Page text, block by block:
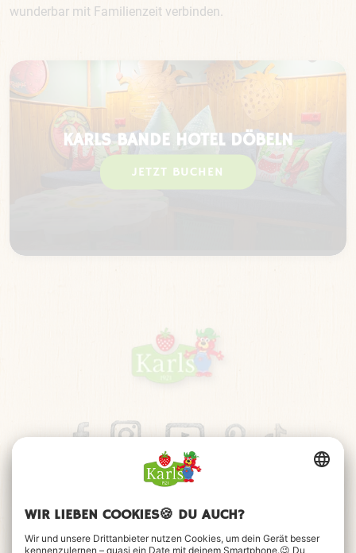
wunderbar mit Familienzeit verbinden.
KARLS BANDE HOTEL DÖBELN
JETZT BUCHEN